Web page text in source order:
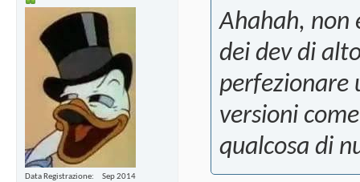
Data Registrazione
Sep 2014
Ahahah, non
dei dev di
perfezionare
versioni
qualcosa di